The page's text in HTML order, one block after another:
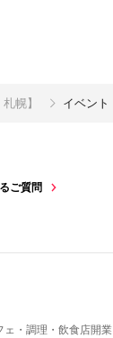
幌】 イベント
ご質問
ェ・調理・飲食店開業